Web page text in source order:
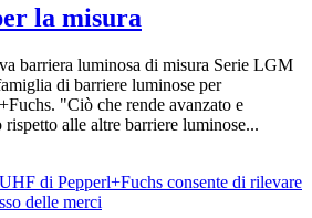
la misura
barriera luminosa di misura Serie LGM
di barriere luminose per
"Ciò che rende avanzato e
alle altre barriere luminose...